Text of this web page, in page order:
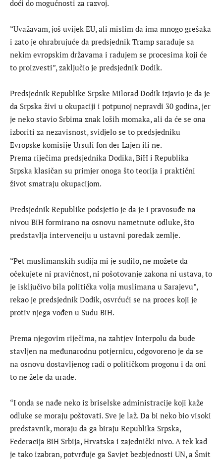
doći do mogućnosti za razvoj.
“Uvažavam, još uvijek EU, ali mislim da ima mnogo grešaka
i zato je ohrabrujuće da predsjednik Tramp sarađuje sa
nekim evropskim državama i radujem se procesima koji će
to proizvesti”, zaključio je predsjednik Dodik.
Predsjednik Republike Srpske Milorad Dodik izjavio je da je
da Srpska živi u okupaciji i potpunoj nepravdi 30 godina, jer
je neko stavio Srbima znak loših momaka, ali da će se ona
izboriti za nezavisnost, svid‌jelo se to predsjedniku
Evropske komisije Ursuli fon der Lajen ili ne.
Prema riječima predsjednika Dodika, BiH i Republika
Srpska klasičan su primjer onoga što teorija i praktični
život smatraju okupacijom.
Predsjednik Republike podsjetio je da je i pravosuđe na
nivou BiH formirano na osnovu nametnute odluke, što
predstavlja intervenciju u ustavni poredak zemlje.
“Pet muslimanskih sudija mi je sudilo, ne možete da
očekujete ni pravičnost, ni pošotovanje zakona ni ustava, to
je isključivo bila politička volja muslimana u Sarajevu”,
rekao je predsjednik Dodik, osvrćući se na proces koji je
protiv njega vođen u Sudu BiH.
Prema njegovim riječima, na zahtjev Interpolu da bude
stavljen na međunarodnu potjernicu, odgovoreno je da se
na osnovu dostavljenog radi o političkom progonu i da oni
to ne žele da urade.
“I onda se nađe neko iz briselske administracije koji kaže
odluke se moraju poštovati. Sve je laž. Da bi neko bio visoki
predstavnik, moraju da ga biraju Republika Srpska,
Federacija BiH Srbija, Hrvatska i zajednički nivo. A tek kad
je tako izabran, potvrđuje ga Savjet bezbjednosti UN, a Šmit